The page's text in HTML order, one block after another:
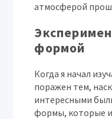
атмосферой
формой
Когда я начал
поражен тем,
интересными
формы, которые